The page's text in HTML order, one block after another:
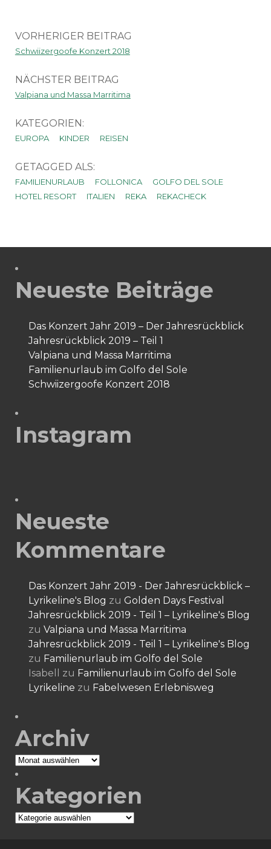
VORHERIGER BEITRAG
Schwiizergoofe Konzert 2018
NÄCHSTER BEITRAG
Valpiana und Massa Marritima
KATEGORIEN:
EUROPA KINDER REISEN
GETAGGED ALS:
FAMILIENURLAUB FOLLONICA
GOLFO DEL SOLE
HOTEL RESORT
ITALIEN REKA REKACHECK
Neueste Beiträge
Das Konzert Jahr 2019 – Der Jahresrückblick
Jahresrückblick 2019 – Teil 1
Valpiana und Massa Marritima
Familienurlaub im Golfo del Sole
Schwiizergoofe Konzert 2018
Instagram
Neueste
Kommentare
Das Konzert Jahr 2019 - Der Jahresrückblick –
Lyrikeline's Blog zu Golden Days Festival
Jahresrückblick 2019 - Teil 1 – Lyrikeline's Blog
zu Valpiana und Massa Marritima
Jahresrückblick 2019 - Teil 1 – Lyrikeline's Blog
zu Familienurlaub im Golfo del Sole
Isabell
zu Familienurlaub im Golfo del Sole
Lyrikeline zu Fabelwesen Erlebnisweg
Archiv
Archiv
Kategorien
Kategorien